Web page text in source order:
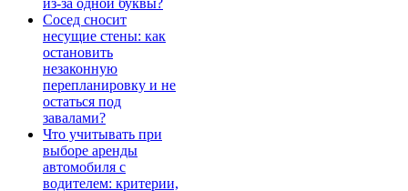
из-за одной буквы?
Сосед сносит
несущие стены: как
остановить
незаконную
перепланировку и не
остаться под
завалами?
Что учитывать при
выборе аренды
автомобиля с
водителем: критерии,